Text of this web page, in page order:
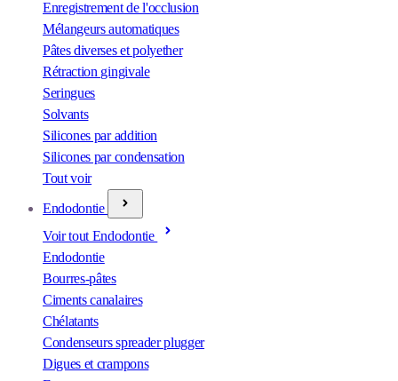
Enregistrement de l'occlusion
Mélangeurs automatiques
Pâtes diverses et polyether
Rétraction gingivale
Seringues
Solvants
Silicones par addition
Silicones par condensation
Tout voir
Endodontie
Voir tout Endodontie
Endodontie
Bourres-pâtes
Ciments canalaires
Chélatants
Condenseurs spreader plugger
Digues et crampons